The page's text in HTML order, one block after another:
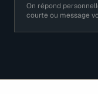
On répond
courte ou message